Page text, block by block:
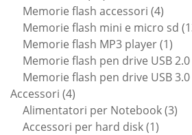
prodotti
Memorie flash accessori 44
Memorie flash mini e micro sd
Memorie flash MP3 player 11
Memorie flash pen drive USB 2.0
Memorie flash pen drive USB 3.0
Accessori 44
prodotti
Alimentatori per Notebook 33
Accessori per hard disk 11